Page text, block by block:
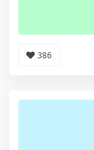
386